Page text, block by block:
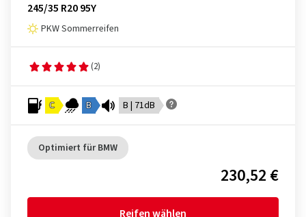
245/35 R20 95Y
PKW Sommerreifen
(2)
C B B | 71dB
Optimiert für BMW
230,52 €
Reifen wählen